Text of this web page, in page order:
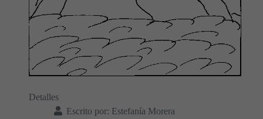
Detalles
Escrito por: Estefanía Morera